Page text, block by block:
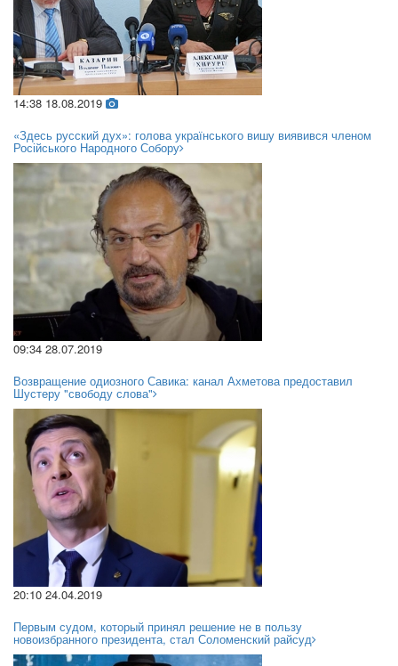
14:38 18.08.2019
«Здесь русский дух»: голова українського вишу виявився членом
Російського Народного Собору
09:34 28.07.2019
Возвращение одиозного Савика: канал Ахметова предоставил
Шустеру "свободу слова"
20:10 24.04.2019
Первым судом, который принял решение не в пользу
новоизбранного президента, стал Соломенский райсуд